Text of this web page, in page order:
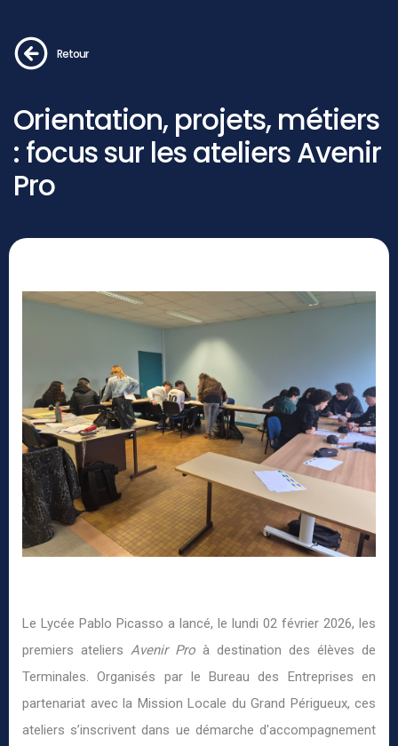
Retour
Orientation, projets, métiers
: focus sur les ateliers Avenir
Pro
Le Lycée Pablo Picasso a lancé, le lundi 02 février 2026, les
premiers ateliers Avenir Pro à destination des élèves de
Terminales. Organisés par le Bureau des Entreprises en
partenariat avec la Mission Locale du Grand Périgueux, ces
ateliers s’inscrivent dans ue démarche d'accompagnement